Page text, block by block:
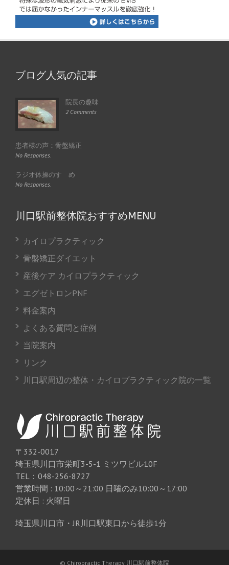
ブログ人気の記事
院長の趣味
2 Comments
患者様の声：骨盤矯正
No Responses.
ラジオ体操のすゝめ
No Responses.
川口駅前整体院おすすめMENU
カイロプラクティック
骨盤矯正ダイエット
産後ケア カイロプラクティック
エグゼトロンPNF
料金案内
よくある質問と症例
当院案内
リンク
川口駅周辺の整体・カイロプラクティック院の一覧
〒332-0017
埼玉県川口市栄町3-5-1 ミツワビル10F
TEL：048-256-8727
営業時間 : 10:00～21:00 日曜のみ10:00～17:00
定休日 : 火曜日
埼玉県川口市・JR川口駅東口から徒歩1分
© Chiropractic Therapy 川口駅前整体院